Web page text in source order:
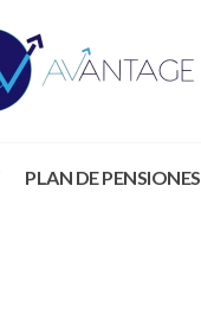
PLAN DE PENSIONES